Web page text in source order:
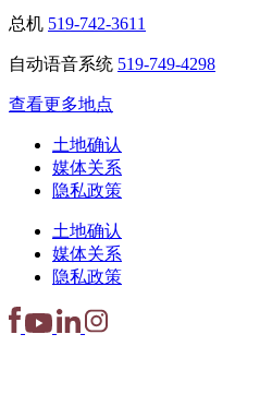
总机 519-742-3611
自动语音系统 519-749-4298
查看更多地点
土地确认
媒体关系
隐私政策
土地确认
媒体关系
隐私政策